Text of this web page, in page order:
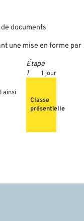
documents
une mise en forme par
ainsi
1 jour
Classe
présentielle